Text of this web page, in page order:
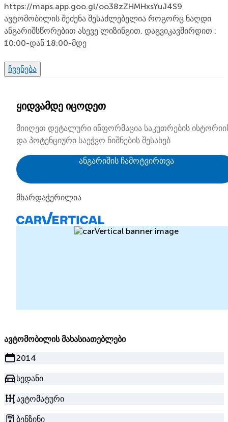
https://maps.app.goo.gl/oo38zZHMHxsYuJ4S9
ავტომობილის შეძენა შესაძლებელია როგორც ნაღდი
ანგარიშსწორებით ასევე ლიზინგით. დაგვიკავშირდით :
10:00-დან 18:00-მდე
ჩვენება
ყიდვამდე იცოდეთ
მიიღეთ დეტალური ინფორმაცია საკუთრების
და პოტენციური საეჭვო ნიშნების შესახებ
ანგარიშის ჩამოტვირთვა
მხარდაჭერილია
ავტომობილის მახასიათებლები
2014
სედანი
ავტომატური
ბენზინი